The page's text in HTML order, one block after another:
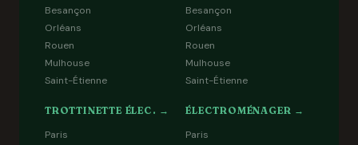
Besançon
Orléans
Rouen
Mulhouse
Saint-Étienne
Besançon
Orléans
Rouen
Mulhouse
Saint-Étienne
TROTTINETTE ÉLEC. →
Paris
ÉLECTROMÉNAGER →
Paris